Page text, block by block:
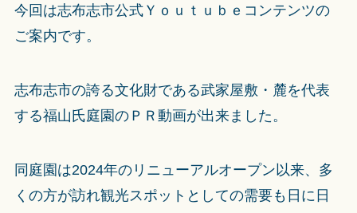
今回は志布志市公式Ｙｏｕｔｕｂｅコンテンツの
ご案内です。
志布志市の誇る文化財である武家屋敷・麓を代表
する福山氏庭園のＰＲ動画が出来ました。
同庭園は2024年のリニューアルオープン以来、多
くの方が訪れ観光スポットとしての需要も日に日